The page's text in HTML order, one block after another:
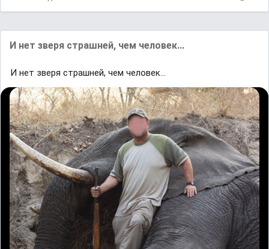
И нет зверя страшней, чем человек...
И нет зверя страшней, чем человек...